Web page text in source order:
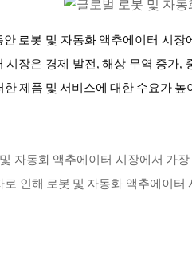
로봇 및 자동화 액추에이터 시
시장은 경제 발전, 해상 무역 증가
제품 및 서비스에 대한 수요가
자동화 액추에이터 시장에서 가
로 인해 로봇 및 자동화 액추에이